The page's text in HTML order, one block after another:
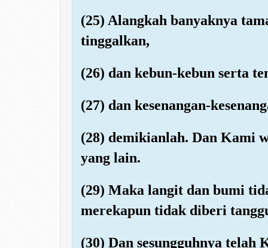
(25) Alangkah banyaknya
tinggalkan,
(26) dan kebun-kebun serta
(27) dan kesenangan-
(28) demikianlah. Dan Kami
yang lain.
(29) Maka langit dan bumi
merekapun tidak diberi
(30) Dan sesungguhnya